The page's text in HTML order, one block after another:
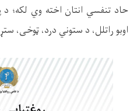
حاد تنفسي انتان اخته وي لکه؛
اوبو راتلل، د ستوني درد، ټوخی،